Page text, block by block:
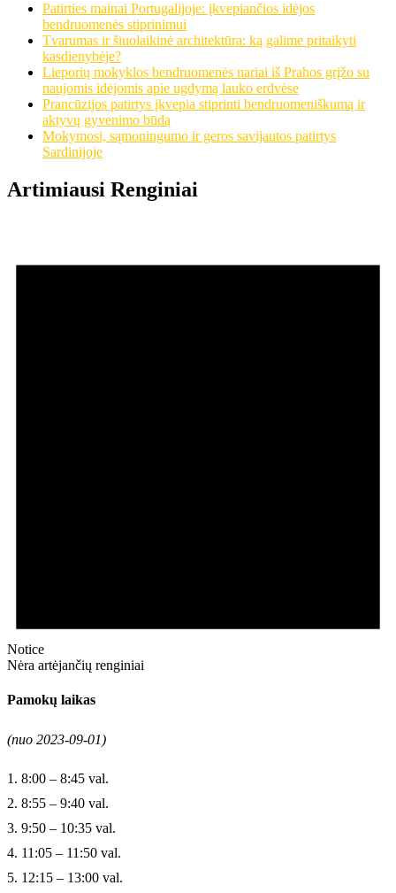
Patirties mainai Portugalijoje: įkvepiančios idėjos
bendruomenės stiprinimui
Tvarumas ir šiuolaikinė architektūra: ką galime pritaikyti
kasdienybėje?
Lieporių mokyklos bendruomenės nariai iš Prahos grįžo su
naujomis idėjomis apie ugdymą lauko erdvėse
Prancūzijos patirtys įkvepia stiprinti bendruomeniškumą ir
aktyvų gyvenimo būdą
Mokymosi, sąmoningumo ir geros savijautos patirtys
Sardinijoje
Artimiausi Renginiai
Notice
Nėra artėjančių renginiai
Pamokų laikas
(nuo 2023-09-01)
1. 8:00 – 8:45 val.
2. 8:55 – 9:40 val.
3. 9:50 – 10:35 val.
4. 11:05 – 11:50 val.
5. 12:15 – 13:00 val.